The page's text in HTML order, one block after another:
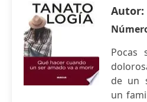
Autor:
Pocas
de un
un